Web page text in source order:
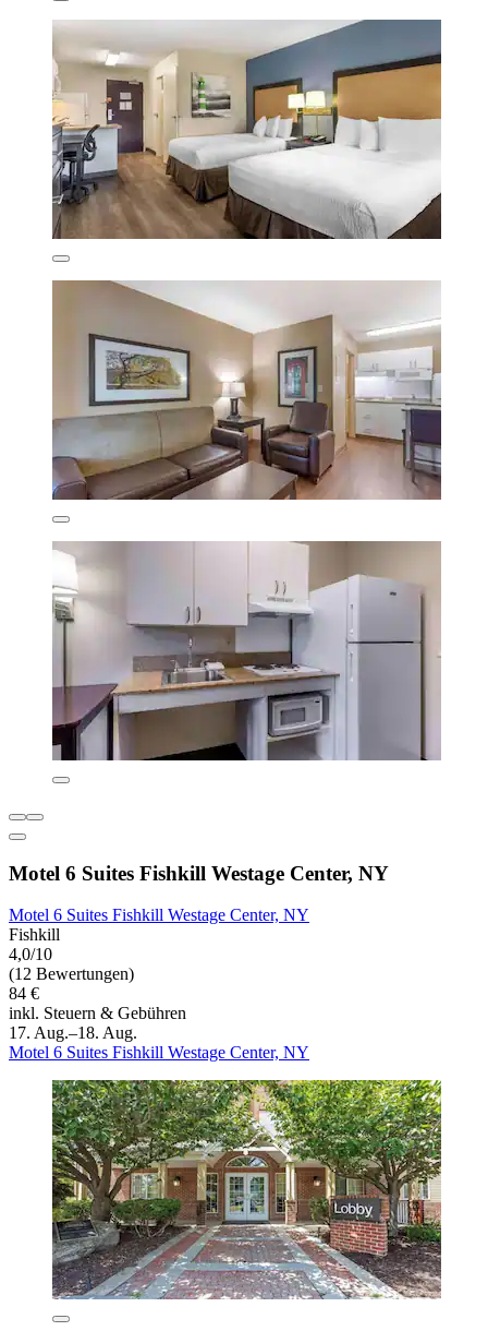
Motel 6 Suites Fishkill Westage Center, NY
Motel 6 Suites Fishkill Westage Center, NY
Fishkill
4,0/10
(12 Bewertungen)
84 €
inkl. Steuern & Gebühren
17. Aug.–18. Aug.
Motel 6 Suites Fishkill Westage Center, NY